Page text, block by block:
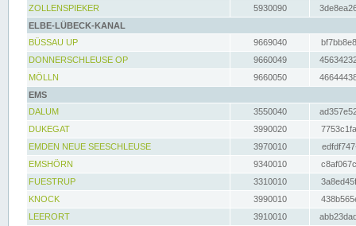
ZOLLENSPIEKER
5930090
ELBE-LÜBECK-KANAL
BÜSSAU UP
9669040
DONNERSCHLEUSE OP
9660049
MÖLLN
9660050
EMS
DALUM
3550040
DUKEGAT
3990020
EMDEN NEUE SEESCHLEUSE
3970010
EMSHÖRN
9340010
FUESTRUP
3310010
KNOCK
3990010
LEERORT
3910010